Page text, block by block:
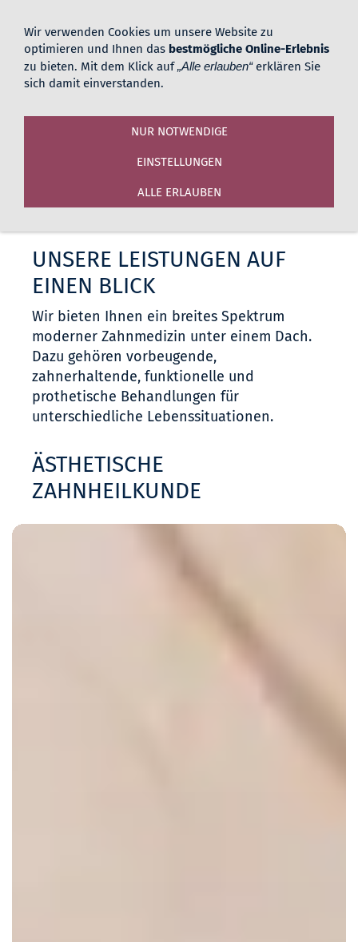
02161 183616
Viersener Straße 50-52, 41061
Mönchengladbach
Navigation einblenden
UNSERE LEISTUNGEN AUF
EINEN BLICK
Wir bieten Ihnen ein breites Spektrum
moderner Zahnmedizin unter einem Dach.
Dazu gehören vorbeugende,
zahnerhaltende, funktionelle und
prothetische Behandlungen für
unterschiedliche Lebenssituationen.
ÄSTHETISCHE
ZAHNHEILKUNDE
Wir verwenden Cookies um unsere Website zu
optimieren und Ihnen das bestmögliche Online-Erlebnis
zu bieten. Mit dem Klick auf„Alle erlauben“erklären Sie
sich damit einverstanden.
NUR NOTWENDIGE
EINSTELLUNGEN
ALLE ERLAUBEN